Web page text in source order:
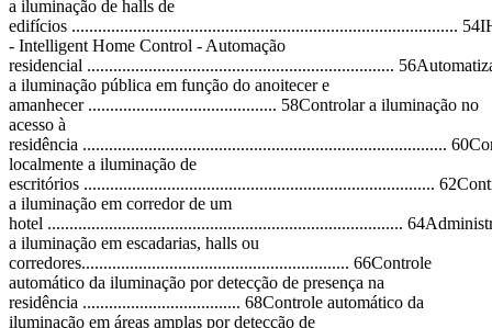
a iluminação de halls de
edifícios ........................................................................................
- Intelligent Home Control - Automação
residencial ......................................................................
a iluminação pública em função do anoitecer e
amanhecer ........................................... 58Controlar a iluminação no
acesso à
residência ...................................................................................
localmente a iluminação de
escritórios ................................................................................
a iluminação em corredor de um
hotel .................................................................................
a iluminação em escadarias, halls ou
corredores............................................................. 66Controle
automático da iluminação por detecção de presença na
residência .................................... 68Controle automático da
iluminação em áreas amplas por detecção de